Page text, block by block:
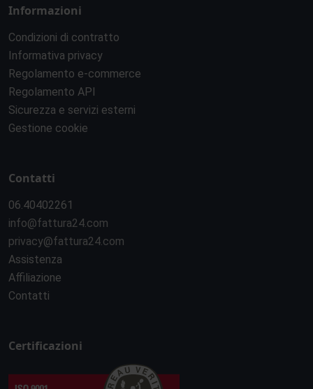
Informazioni
Condizioni di contratto
Informativa privacy
Regolamento e-commerce
Regolamento API
Sicurezza e servizi esterni
Gestione cookie
Contatti
06.40402261
info@fattura24.com
privacy@fattura24.com
Assistenza
Affiliazione
Contatti
Certificazioni